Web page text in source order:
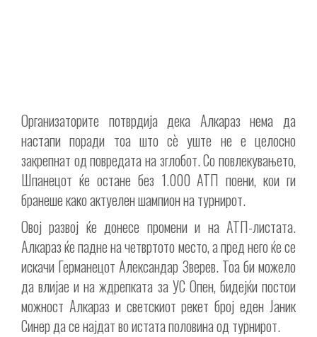
Организаторите потврдија дека Алкараз нема да
настапи поради тоа што сè уште не е целосно
закрепнат од повредата на зглобот. Со повлекувањето,
Шпанецот ќе остане без 1.000 АТП поени, кои ги
бранеше како актуелен шампион на турнирот.
Овој развој ќе донесе промени и на АТП-листата.
Алкараз ќе падне на четвртото место, а пред него ќе се
искачи Германецот Александар Зверев. Тоа би можело
да влијае и на ждрепката за УС Опен, бидејќи постои
можност Алкараз и светскиот рекет број еден Јаник
Синер да се најдат во истата половина од турнирот.